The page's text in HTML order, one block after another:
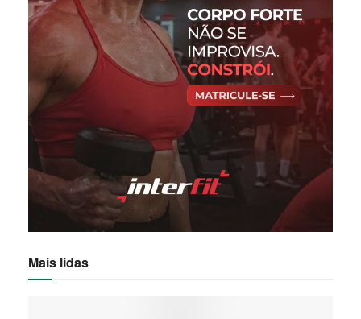
Mais lidas